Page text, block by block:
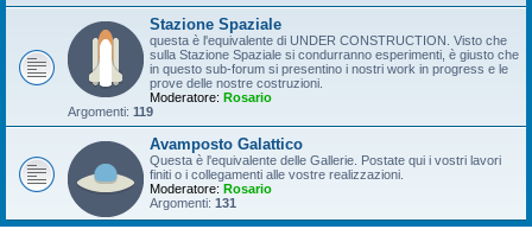
Stazione Spaziale
questa è l'equivalente di UNDER CONSTRUCTION. Visto che
sulla Stazione Spaziale si condurranno esperimenti, è giusto che
in questo sub-forum si presentino i nostri work in progress e le
prove delle nostre costruzioni.
Moderatore: Rosario
Argomenti: 119
Avamposto Galattico
Questa è l'equivalente delle Gallerie. Postate qui i vostri lavori
finiti o i collegamenti alle vostre realizzazioni.
Moderatore: Rosario
Argomenti: 131